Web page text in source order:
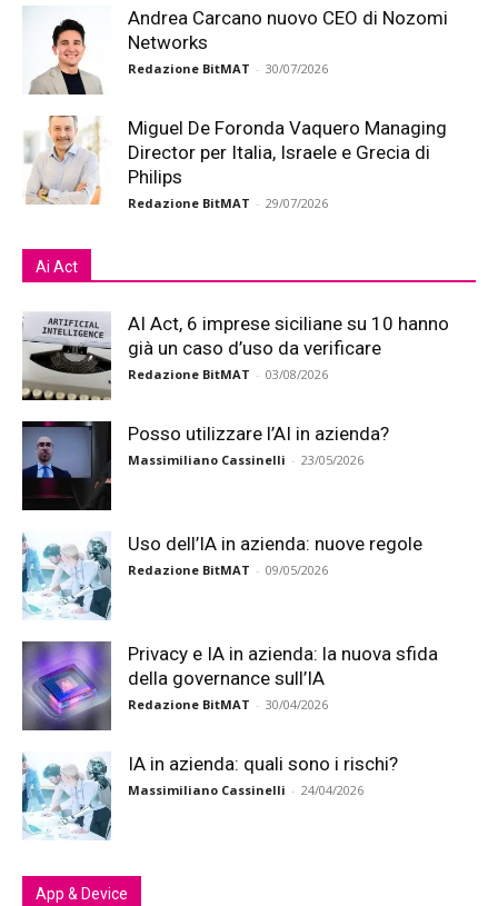
Andrea Carcano nuovo CEO di Nozomi
Networks
Redazione BitMAT - 30/07/2026
Miguel De Foronda Vaquero Managing
Director per Italia, Israele e Grecia di
Philips
Redazione BitMAT - 29/07/2026
Ai Act
AI Act, 6 imprese siciliane su 10 hanno
già un caso d’uso da verificare
Redazione BitMAT - 03/08/2026
Posso utilizzare l’AI in azienda?
Massimiliano Cassinelli - 23/05/2026
Uso dell’IA in azienda: nuove regole
Redazione BitMAT - 09/05/2026
Privacy e IA in azienda: la nuova sfida
della governance sull’IA
Redazione BitMAT - 30/04/2026
IA in azienda: quali sono i rischi?
Massimiliano Cassinelli - 24/04/2026
App & Device